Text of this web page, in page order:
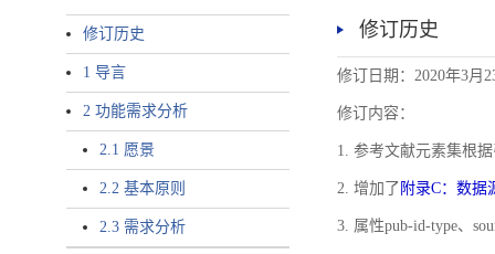
修订历史
1 导言
2 功能需求分析
2.1 愿景
2.2 基本原则
2.3 需求分析
修订历史
修订日期：2020年3月
修订内容：
1. 参考文献元素集根
2. 增加了 附录C：数据
3. 属性pub-id-type、